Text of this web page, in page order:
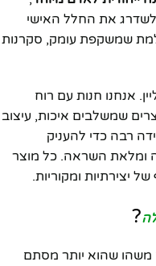
את החלל האישי
שמשקפת עומק, סקרנות
אנחנו חנות עם רוח
שמשלבים איכות, עיצוב
רבה כדי להעניק
ומלאת השראה. כל מוצר
יצירתיות ומקוריות.
?
שהוא יותר מסתם